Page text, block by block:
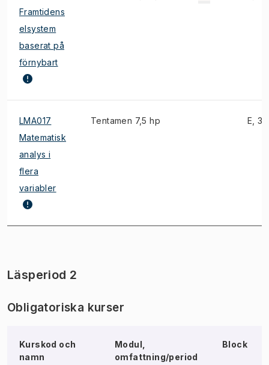
Framtidens
elsystem
baserat på
förnybart
LMA017
Matematisk
analys i
flera
variabler
Tentamen 7,5 hp E,
Läsperiod 2
Obligatoriska kurser
Kurskod och
namn
Modul,
omfattning/period
Block